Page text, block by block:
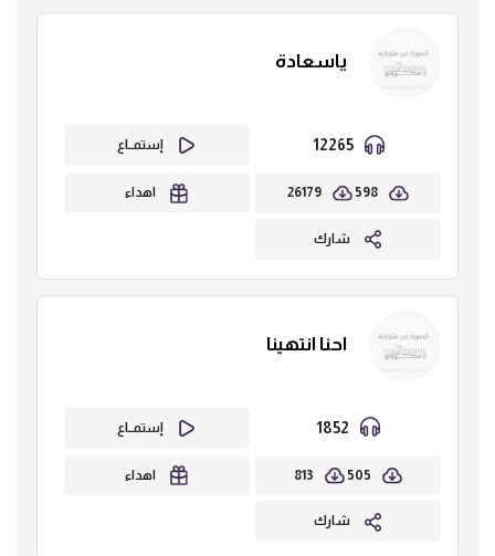
ياسعادة
12265 إستمــاع
598
26179 اهداء
شارك
احنا انتهينا
إستمــاع
505
813 اهداء
شارك